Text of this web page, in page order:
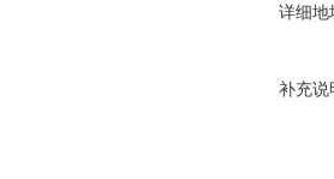
详细地
补充说